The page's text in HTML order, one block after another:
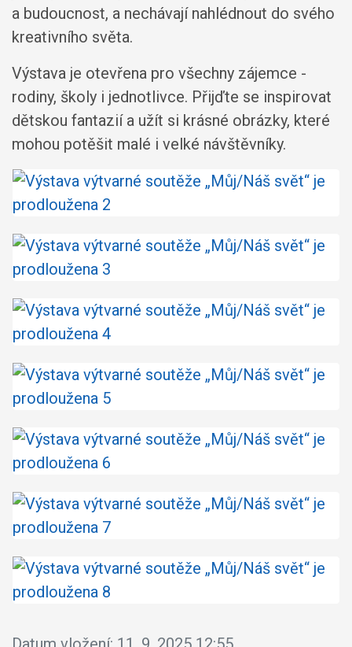
a budoucnost, a nechávají nahlédnout do svého
kreativního světa.
Výstava je otevřena pro všechny zájemce -
rodiny, školy i jednotlivce. Přijďte se inspirovat
dětskou fantazií a užít si krásné obrázky, které
mohou potěšit malé i velké návštěvníky.